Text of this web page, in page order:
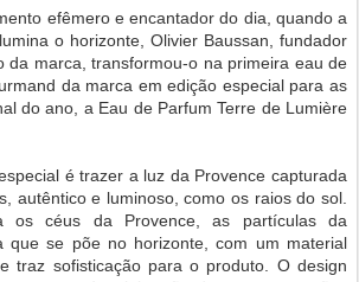
efêmero e encantador do dia, quando a
o horizonte, Olivier Baussan, fundador
da marca, transformou-o na primeira eau de
da marca em edição especial para as
do ano, a Eau de Parfum Terre de Lumière
é trazer a luz da Provence capturada
autêntico e luminoso, como os raios do sol.
os céus da Provence, as partículas da
que se põe no horizonte, com um material
traz sofisticação para o produto. O design